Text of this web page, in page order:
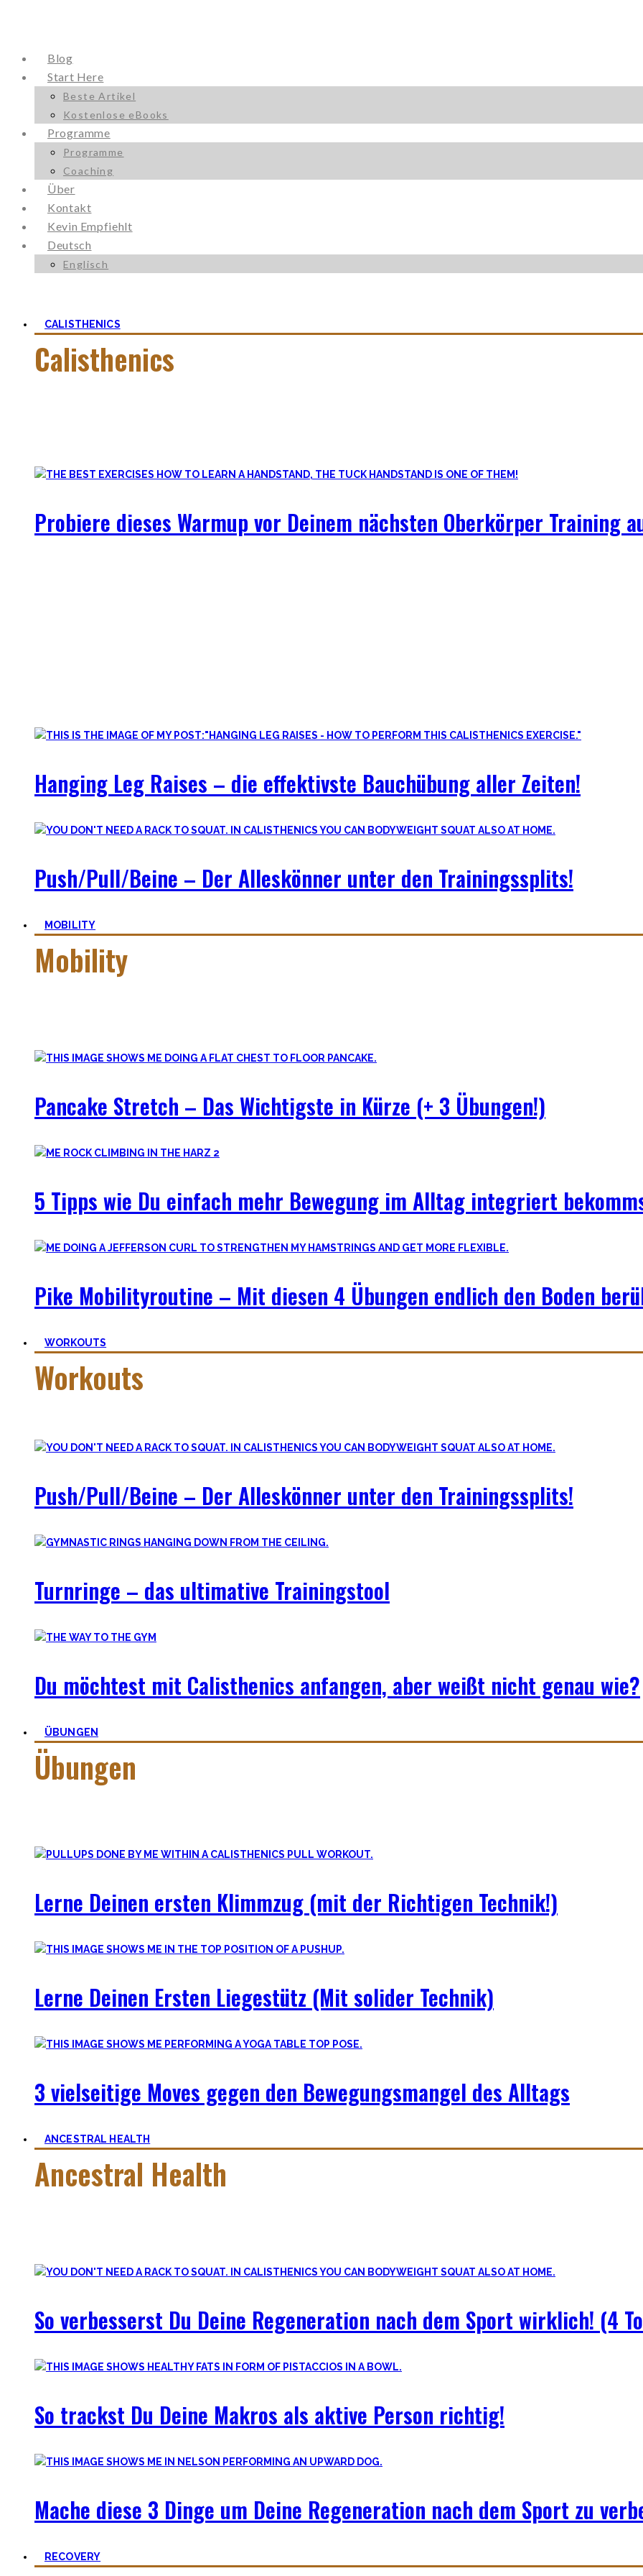
Blog
Start Here
Beste Artikel
Kostenlose eBooks
Programme
Programme
Coaching
Über
Kontakt
Kevin Empfiehlt
Deutsch
Englisch
CALISTHENICS
Calisthenics
Probiere dieses Warmup vor Deinem nächsten Oberkörper Training
Hanging Leg Raises – die effektivste Bauchübung aller Zeiten!
Push/Pull/Beine – Der Alleskönner unter den Trainingssplits!
MOBILITY
Mobility
Pancake Stretch – Das Wichtigste in Kürze (+ 3 Übungen!)
5 Tipps wie Du einfach mehr Bewegung im Alltag integriert
Pike Mobilityroutine – Mit diesen 4 Übungen endlich den Boden
WORKOUTS
Workouts
Push/Pull/Beine – Der Alleskönner unter den Trainingssplits!
Turnringe – das ultimative Trainingstool
Du möchtest mit Calisthenics anfangen, aber weißt nicht genau wie?
ÜBUNGEN
Übungen
Lerne Deinen ersten Klimmzug (mit der Richtigen Technik!)
Lerne Deinen Ersten Liegestütz (Mit solider Technik)
3 vielseitige Moves gegen den Bewegungsmangel des Alltags
ANCESTRAL HEALTH
Ancestral Health
So verbesserst Du Deine Regeneration nach dem Sport wirklich! (4
So trackst Du Deine Makros als aktive Person richtig!
Mache diese 3 Dinge um Deine Regeneration nach dem Sport zu
RECOVERY